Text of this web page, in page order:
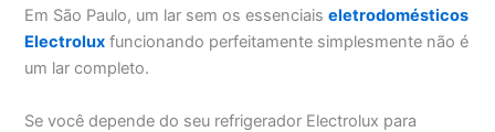
Em São Paulo, um lar sem os essenciaiseletrodomésticos
Electrolux funcionando perfeitamente simplesmente não é
um lar completo.
Se você depende do seu refrigerador Electrolux para